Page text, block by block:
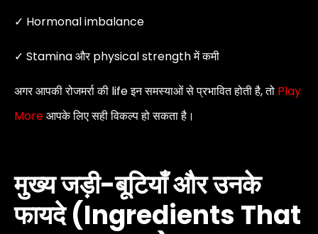
✓ Hormonal imbalance
✓ Stamina और physical strength में कमी
अगर आपकी रोजमर्रा की life इन समस्याओं से प्रभावित होती है, तो Play
Moreआपके लिए सही विकल्प हो सकता है।
मुख्य जड़ी-बूटियाँ और उनके
फायदे (Ingredients That